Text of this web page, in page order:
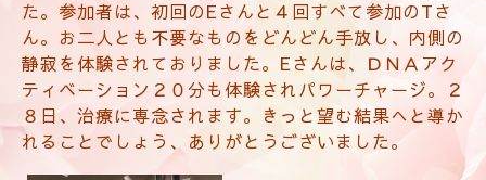
た。参加者は、初回のEさんと４回すべて参加のTさ
ん。お二人とも不要なものをどんどん手放し、内側の
静寂を体験されておりました。Eさんは、ＤＮＡアク
ティベーション２０分も体験されパワーチャージ。２
８日、治療に専念されます。きっと望む結果へと導か
れることでしょう、ありがとうございました。